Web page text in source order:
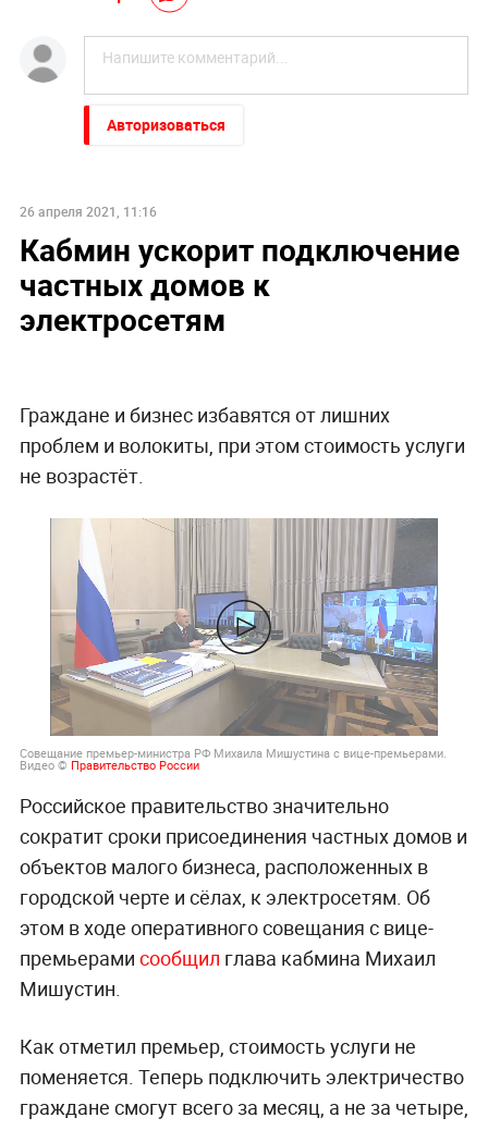
Авторизоваться
26 апреля 2021, 11:16
Кабмин ускорит подключение
частных домов к
электросетям
Граждане и бизнес избавятся от лишних
проблем и волокиты, при этом стоимость услуги
не возрастёт.
Совещание премьер-министра РФ Михаила Мишустина с вице-премьерами.
Видео © Правительство России
Российское правительство значительно
сократит сроки присоединения частных домов и
объектов малого бизнеса, расположенных в
городской черте и сёлах, к электросетям. Об
этом в ходе оперативного совещания с вице-
премьерами сообщил глава кабмина Михаил
Мишустин.
Как отметил премьер, стоимость услуги не
поменяется. Теперь подключить электричество
граждане смогут всего за месяц, а не за четыре,